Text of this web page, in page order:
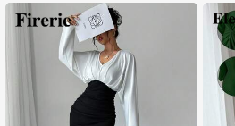
적
디
운
장
파
레
비
트
여
겨